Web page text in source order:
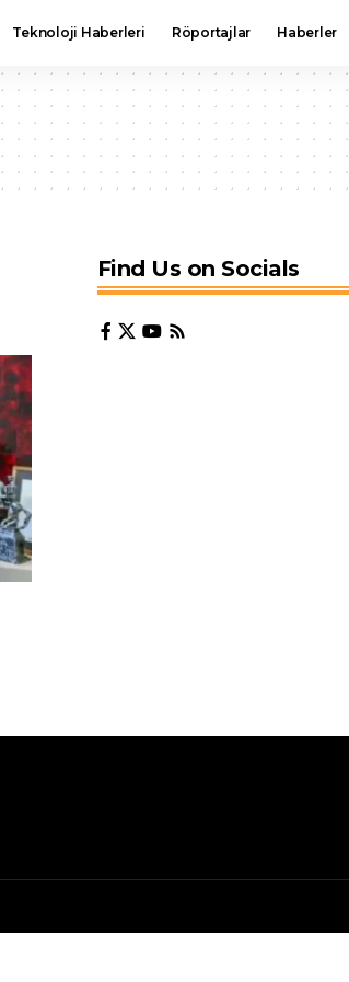
Teknoloji Haberleri Röportajlar Haberler
Find Us on Socials